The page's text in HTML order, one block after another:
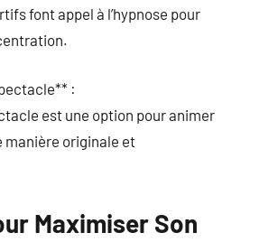
font appel à l’hypnose pour
:
est une option pour animer
manière originale et
Maximiser Son